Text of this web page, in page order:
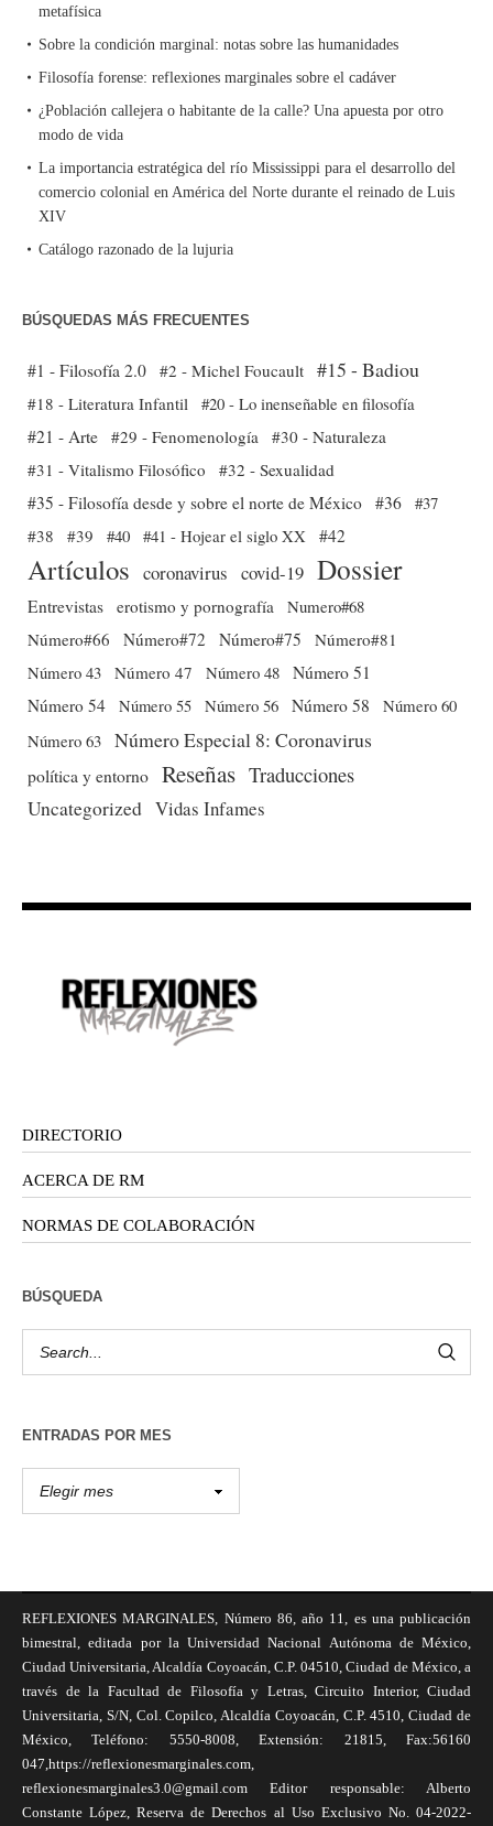
metafísica
Sobre la condición marginal: notas sobre las humanidades
Filosofía forense: reflexiones marginales sobre el cadáver
¿Población callejera o habitante de la calle? Una apuesta por otro
modo de vida
La importancia estratégica del río Mississippi para el desarrollo del
comercio colonial en América del Norte durante el reinado de Luis
XIV
Catálogo razonado de la lujuria
BÚSQUEDAS MÁS FRECUENTES
#1 - Filosofía 2.0 #2 - Michel Foucault #15 - Badiou
#18 - Literatura Infantil #20 - Lo inenseñable en filosofía
#21 - Arte #29 - Fenomenología
#30 - Naturaleza
#31 - Vitalismo Filosófico
#32 - Sexualidad
#35 - Filosofía desde y sobre el norte de México #36 #37
#38
#39 #40 #41 - Hojear el siglo XX #42
Artículos coronavirus covid-19 Dossier
Entrevistas erotismo y pornografía
Numero#68
Número#66
Número#72 Número#75
Número#81
Número 43 Número 47 Número 48 Número 51
Número 54 Número 55 Número 56 Número 58
Número 60
Número 63 Número Especial 8: Coronavirus
política y entorno Reseñas Traducciones
Uncategorized Vidas Infames
DIRECTORIO
ACERCA DE RM
NORMAS DE COLABORACIÓN
BÚSQUEDA
ENTRADAS POR MES
REFLEXIONES MARGINALES, Número 86, año 11, es una publicación
bimestral, editada por la Universidad Nacional Autónoma de México,
Ciudad Universitaria, Alcaldía Coyoacán, C.P. 04510, Ciudad de México, a
través de la Facultad de Filosofía y Letras, Circuito Interior, Ciudad
Universitaria, S/N, Col. Copilco, Alcaldía Coyoacán, C.P. 4510, Ciudad de
México, Teléfono: 5550-8008, Extensión: 21815, Fax:56160
047,https://reflexionesmarginales.com,
reflexionesmarginales3.0@gmail.com Editor responsable: Alberto
Constante López, Reserva de Derechos al Uso Exclusivo No. 04-2022-